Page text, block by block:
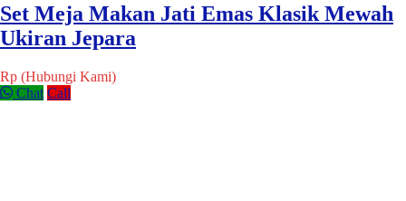
Set Meja Makan Jati Emas Klasik Mewah
Ukiran Jepara
Rp (Hubungi Kami)
Chat Call